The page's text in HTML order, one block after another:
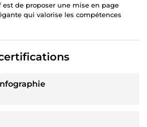
est de proposer une mise en page
qui valorise les compétences